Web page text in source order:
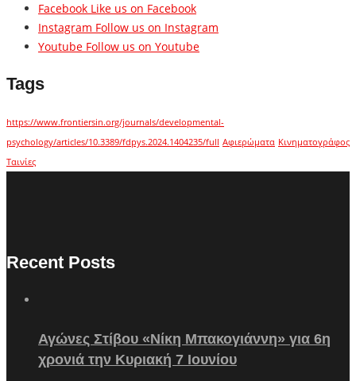
Facebook Like us on Facebook
Instagram Follow us on Instagram
Youtube Follow us on Youtube
Tags
https://www.frontiersin.org/journals/developmental-
psychology/articles/10.3389/fdpys.2024.1404235/full Αφιερώματα Κινηματογράφος
Ταινίες
Recent Posts
Αγώνες Στίβου «Νίκη Μπακογιάννη» για 6η
χρονιά την Κυριακή 7 Ιουνίου